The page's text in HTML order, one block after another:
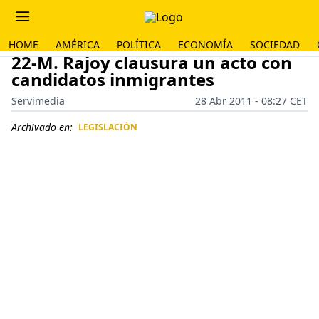
HOME AMÉRICA POLÍTICA ECONOMÍA SOCIEDAD
22-M. Rajoy clausura un acto con
candidatos inmigrantes
Servimedia
28 Abr 2011 - 08:27 CET
Archivado en: LEGISLACIÓN